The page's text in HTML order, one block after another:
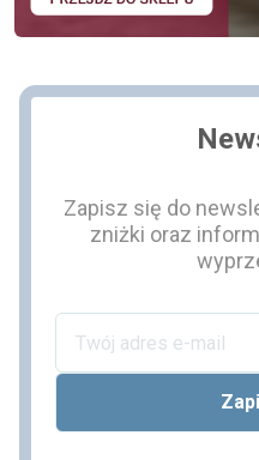
Zapisz się do
zniżki oraz